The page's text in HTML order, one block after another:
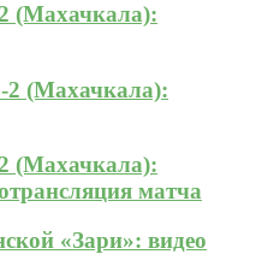
(Махачкала):
(Махачкала):
(Махачкала):
матча
«Зари»: видео